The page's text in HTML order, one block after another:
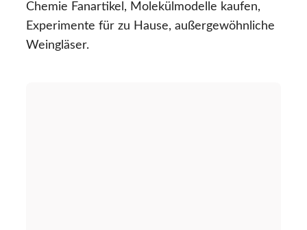
Chemie Fanartikel, Molekülmodelle kaufen,
Experimente für zu Hause, außergewöhnliche
Weingläser.